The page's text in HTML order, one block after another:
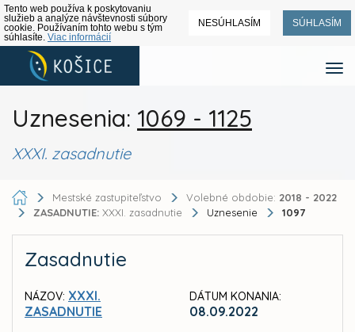
Tento web používa k poskytovaniu
služieb a analýze návštevnosti súbory
cookie. Používaním tohto webu s tým
súhlasíte. Viac informácií
NESÚHLASÍM SÚHLASÍM
Uznesenia: 1069 - 1125
XXXI. zasadnutie
Mestské zastupiteľstvo Volebné obdobie: 2018 - 2022
ZASADNUTIE: XXXI. zasadnutie Uznesenie 1097
Zasadnutie
NÁZOV: XXXI.
ZASADNUTIE
DÁTUM KONANIA:
08.09.2022